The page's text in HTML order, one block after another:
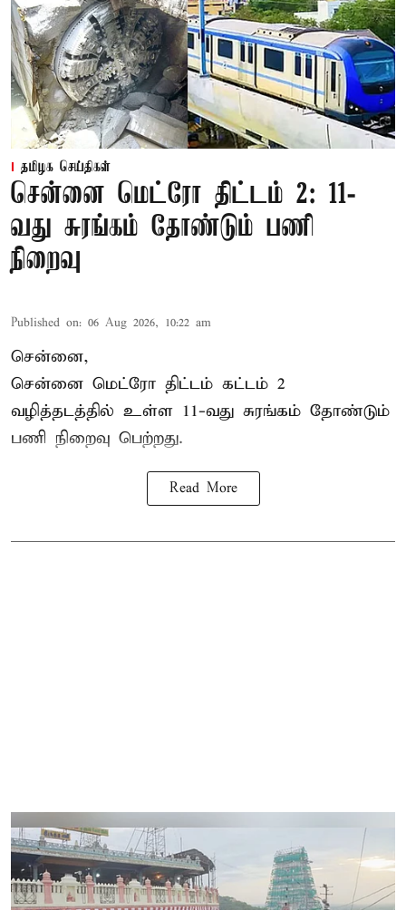
தமிழக செய்திகள்
சென்னை மெட்ரோ திட்டம் 2: 11-
வது சுரங்கம் தோண்டும் பணி
நிறைவு
Published on: 06 Aug 2026, 10:22 am
சென்னை,
சென்னை மெட்ரோ திட்டம் கட்டம் 2
வழித்தடத்தில் உள்ள 11-வது சுரங்கம் தோண்டும்
பணி நிறைவு பெற்றது.
Read More